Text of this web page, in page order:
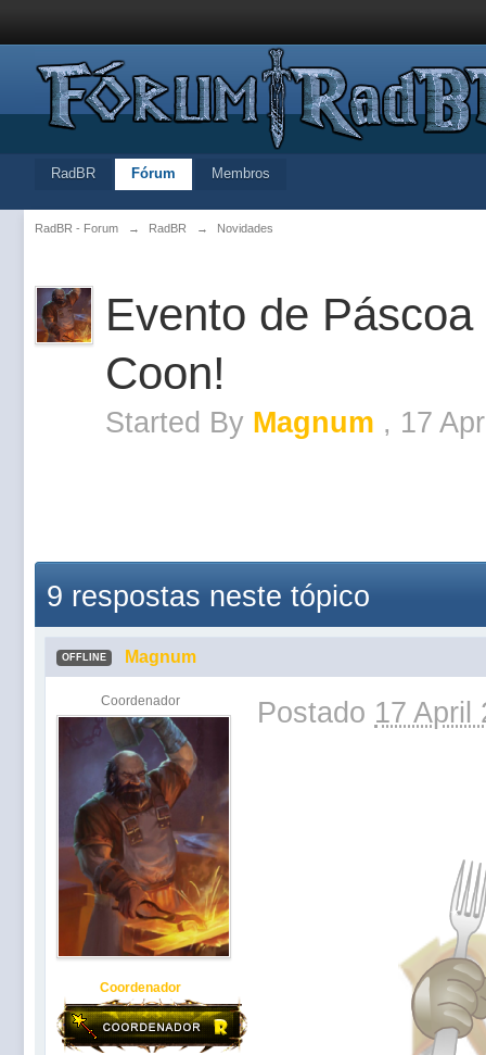
RadBR Fórum Membros
RadBR - Forum → RadBR → Novidades
Evento de
Coon!
Started By Magnum , 17
9 respostas neste tópico
OFFLINE Magnum
Coordenador
Coordenador
Postado 17 April